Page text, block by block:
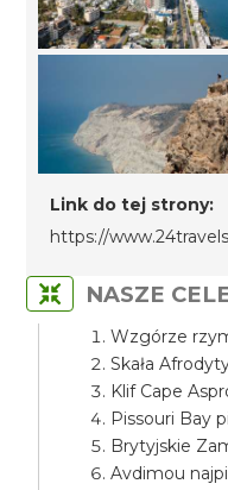
Link do tej strony:
https://
NASZE
Wzgórze
Skała
Klif Cape
Pissouri Bay
Brytyjskie
Avdimou